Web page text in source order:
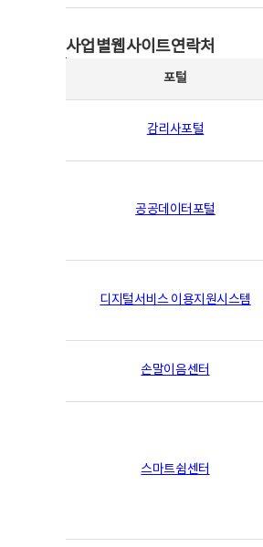
사업별웹사이트연락처
포털
감리사포털
공공데이터포털
디지털서비스 이용지원시스템
손말이음센터
스마트쉼센터